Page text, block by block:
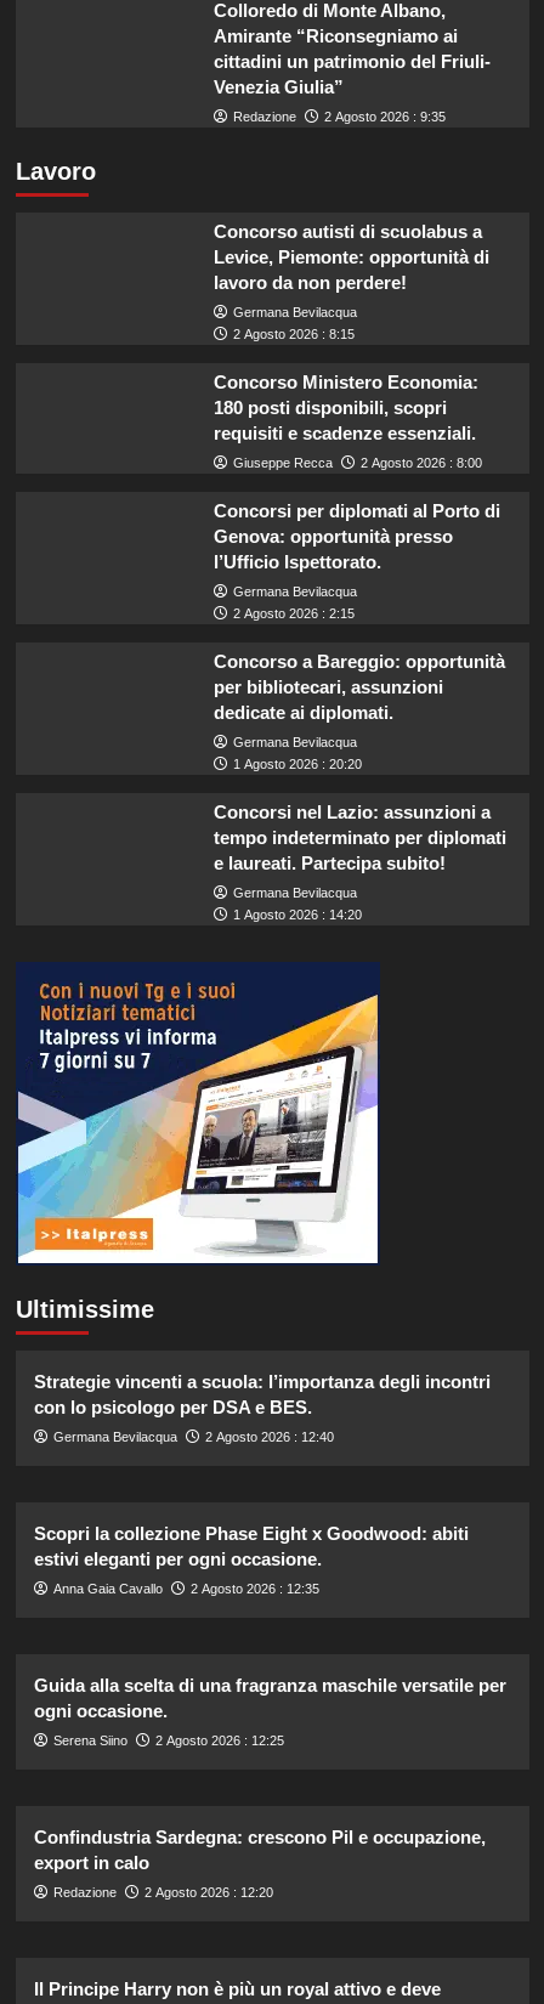
Colloredo di Monte Albano,
Amirante “Riconsegniamo ai
cittadini un patrimonio del Friuli-
Venezia Giulia”
Redazione 2 Agosto 2026 : 9:35
Lavoro
Concorso autisti di scuolabus a
Levice, Piemonte: opportunità di
lavoro da non perdere!
Germana Bevilacqua
2 Agosto 2026 : 8:15
Concorso Ministero Economia:
180 posti disponibili, scopri
requisiti e scadenze essenziali.
Giuseppe Recca 2 Agosto 2026 : 8:00
Concorsi per diplomati al Porto di
Genova: opportunità presso
l’Ufficio Ispettorato.
Germana Bevilacqua
2 Agosto 2026 : 2:15
Concorso a Bareggio: opportunità
per bibliotecari, assunzioni
dedicate ai diplomati.
Germana Bevilacqua
1 Agosto 2026 : 20:20
Concorsi nel Lazio: assunzioni a
tempo indeterminato per diplomati
e laureati. Partecipa subito!
Germana Bevilacqua
1 Agosto 2026 : 14:20
Ultimissime
Strategie vincenti a scuola: l’importanza degli incontri
con lo psicologo per DSA e BES.
Germana Bevilacqua 2 Agosto 2026 : 12:40
Scopri la collezione Phase Eight x Goodwood: abiti
estivi eleganti per ogni occasione.
Anna Gaia Cavallo 2 Agosto 2026 : 12:35
Guida alla scelta di una fragranza maschile versatile per
ogni occasione.
Serena Siino 2 Agosto 2026 : 12:25
Confindustria Sardegna: crescono Pil e occupazione,
export in calo
Redazione 2 Agosto 2026 : 12:20
Il Principe Harry non è più un royal attivo e deve